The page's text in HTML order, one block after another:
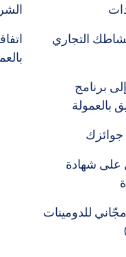
التجاري
برنامج
بالعمولة
جوائزك
شهادة
للدومينات